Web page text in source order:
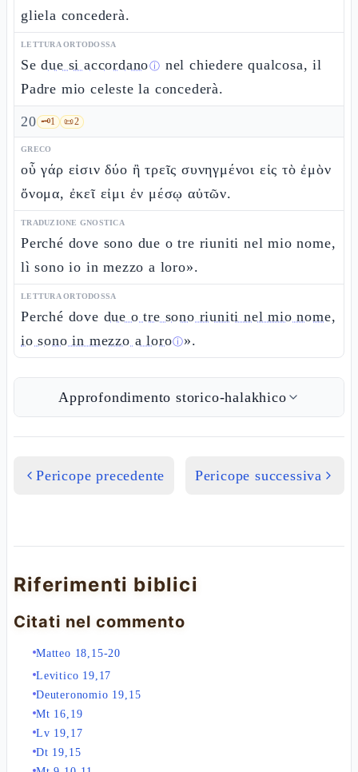
gliela concederà.
LETTURA ORTODOSSA
Sedue si accordanoⓘ nel chiedere qualcosa, il
Padre mio celeste la concederà.
20 🗝️1 📜2
GRECO
οὗ γάρ εἰσιν δύο ἢ τρεῖς συνηγμένοι εἰς τὸ ἐμὸν
ὄνομα, ἐκεῖ εἰμι ἐν μέσῳ αὐτῶν.
TRADUZIONE GNOSTICA
Perché dove sono due o tre riuniti nel mio nome,
lì sono io in mezzo a loro».
LETTURA ORTODOSSA
Perché dove due o tre sono riuniti nel mio nome,
io sono in mezzo a loroⓘ».
Approfondimento storico-halakhico
Pericope precedente Pericope successiva
Riferimenti biblici
Citati nel commento
Matteo 18,15-20
Levitico 19,17
Deuteronomio 19,15
Mt 16,19
Lv 19,17
Dt 19,15